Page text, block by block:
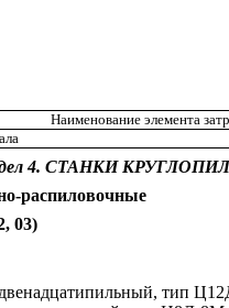
Наименование элемента
ла
4. СТАНКИ
распиловочные
03)
ипильный, тип